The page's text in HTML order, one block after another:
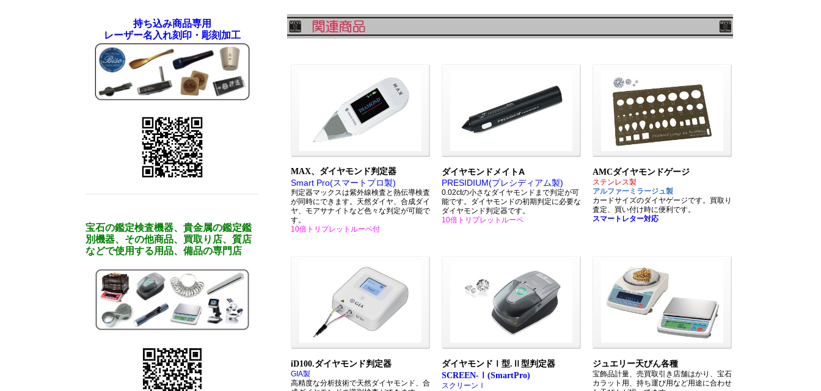
MAX、ダイヤモンド判定器
Smart Pro(スマートプロ製)
判定器マックスは紫外線検査と熱伝導検査
が同時にできます。天然ダイヤ、合成ダイ
ヤ、モアサナイトなど色々な判定が可能で
す。
10倍トリプレットルーペ付
ダイヤモンドメイトA
PRESIDIUM(プレシディアム製)
0.02ctの小さなダイヤモンドまで判定が可
能です。ダイヤモンドの初期判定に必要な
ダイヤモンド判定器です。
10倍トリプレットルーペ
AMCダイヤモンドゲージ
ステンレス製
アルファーミラージュ製
カードサイズのダイヤゲージです。買取り
査定、買い付け時に便利です。
スマートレター対応
iD100.ダイヤモンド判定器
GIA製
高精度な分析技術で天然ダイヤモンド、合
ダイヤモンドⅠ型.Ⅱ型判定器
SCREEN-Ⅰ(SmartPro)
スクリーンⅠ
ジュエリー天びん各種
宝飾品計量、売買取引き店舗はかり、宝石
カラット用、持ち運び用など用途に合わせ
持ち込み商品専用
レーザー名入れ刻印・彫刻加工
宝石の鑑定検査機器、貴金属の鑑定鑑
別機器、その他商品、買取り店、質店
などで使用する用品、備品の専門店